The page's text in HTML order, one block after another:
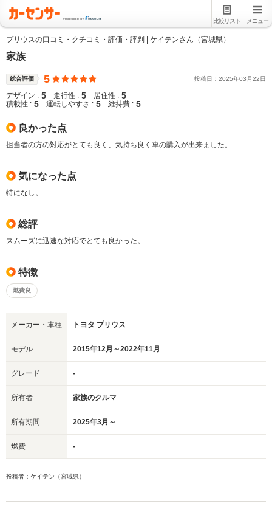
比較リスト メニュー
プリウスの口コミ・クチコミ・評価・評判 | ケイテンさん（宮城県）
家族
総合評価 5 投稿日： 2025年03 月22日
デザイン : 5 走行性 : 5 居住性 : 5
積載性 : 5 運転しやすさ : 5 維持費 : 5
良かった点
担当者の方の対応がとても良く、気持ち良く車の購入が出来ました。
気になった点
特になし。
総評
スムーズに迅速な対応でとても良かった。
特徴
燃費良
メーカー・車種 トヨタ プリウス
モデル 2015年12月～2022年11月
グレード -
所有者 家族のクルマ
所有期間 2025年3月～
燃費 -
投稿者：ケイテン（宮城県）